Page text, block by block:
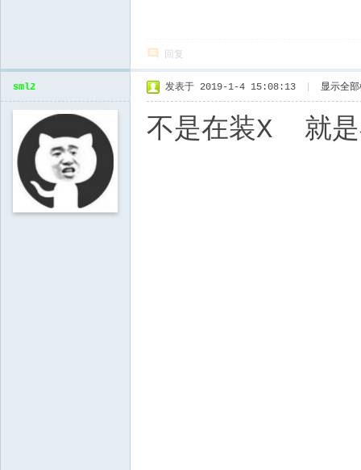
回复
sml2 发表于 2019-1-4 15:08:13 显示全
不是在装X 就是